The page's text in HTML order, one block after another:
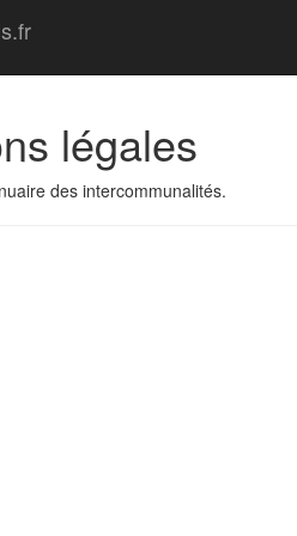
légales
des intercommunalités.